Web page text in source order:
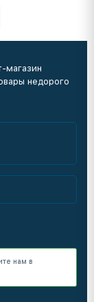
магазин
недорого
нам в